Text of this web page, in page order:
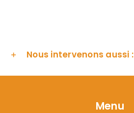
Nous intervenons aussi :
Menu